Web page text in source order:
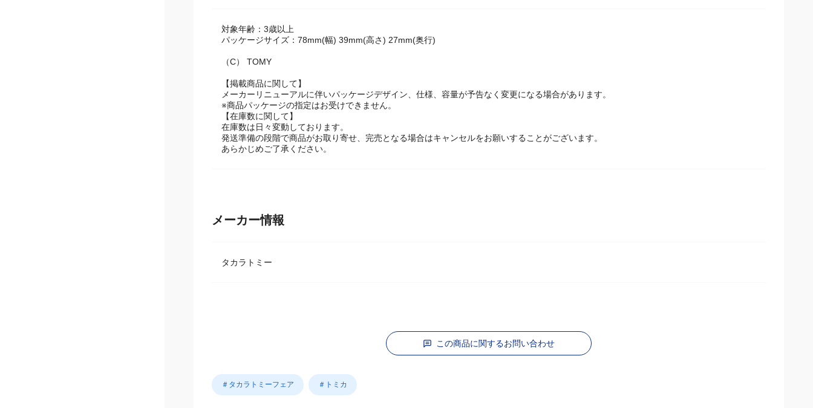
対象年齢：3歳以上
パッケージサイズ：78mm(幅) 39mm(高さ) 27mm(奥行)
（C） TOMY
【掲載商品に関して】
メーカーリニューアルに伴いパッケージデザイン、仕様、容量が予告なく変更になる場合があります。
※商品パッケージの指定はお受けできません。
【在庫数に関して】
在庫数は日々変動しております。
発送準備の段階で商品がお取り寄せ、完売となる場合はキャンセルをお願いすることがございます。
あらかじめご了承ください。
メーカー情報
タカラトミー
この商品に関するお問い合わせ
＃タカラトミーフェア ＃トミカ